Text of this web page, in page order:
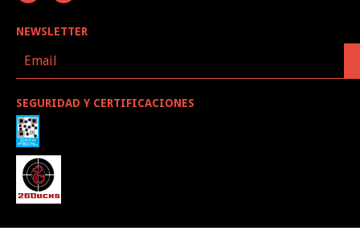
NEWSLETTER
SEGURIDAD Y CERTIFICACIONES